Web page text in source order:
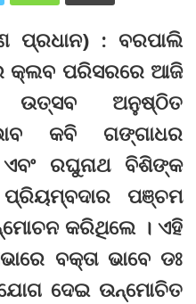
ପ୍ରଧାନ) : ବରପାଲି
କ୍ଲବ ପରିସରରେ ଆଜି
ଉତ୍ସବ ଅନୁଷ୍ଠିତ
କବି ଗଙ୍ଗାଧର
ରଘୁନାଥ ବିଶିଙ୍କ
ପ୍ରିୟମ୍ବଦାର ପଞ୍ଚମ
କରିଥିଲେ । ଏହି
ବକ୍ତା ଭାବେ ଡଃ
ଦେଇ ଉନ୍ମୋଚିତ